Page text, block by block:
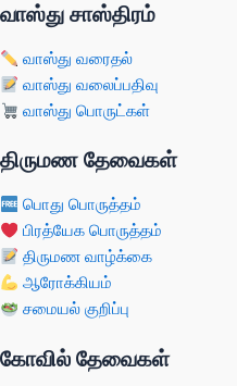
வாஸ்து சாஸ்திரம்
வாஸ்து வரைதல்
வாஸ்து வலைப்பதிவு
வாஸ்து பொருட்கள்
திருமண தேவைகள்
பொது பொருத்தம்
பிரத்யேக பொருத்தம்
திருமண வாழ்க்கை
ஆரோக்கியம்
சமையல் குறிப்பு
கோவில் தேவைகள்